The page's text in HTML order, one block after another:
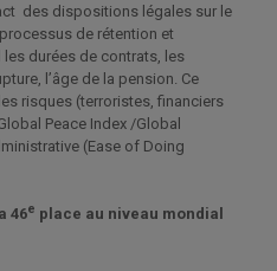
des dispositions légales sur le
de rétention et
les durées de contrats, les
l’âge de la pension. Ce
risques (terroristes, financiers
Peace Index /Global
(Ease of Doing
46e place au niveau mondial